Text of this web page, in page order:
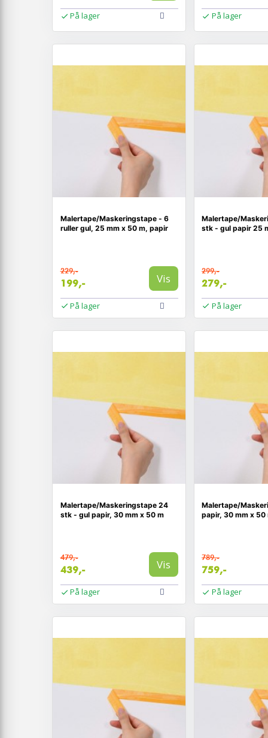
På lager På lager
Malertape/Maskeringstape - 6
ruller gul, 25 mm x 50 m, papir
229,-
199,- Vis
På lager
Malertape/
stk - gul papir 25
299,-
279,-
På lager
Malertape/Maskeringstape 24
stk - gul papir, 30 mm x 50 m
479,-
439,- Vis
På lager
Malertape/
papir, 30 mm x 50
789,-
759,-
På lager